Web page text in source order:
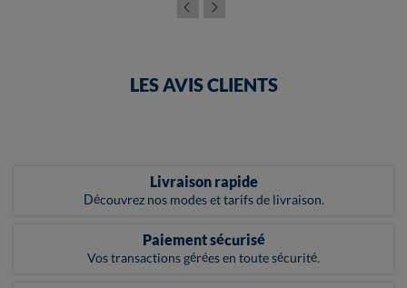
LES AVIS CLIENTS
Livraison rapide
Découvrez nos modes et tarifs de livraison.
Paiement sécurisé
Vos transactions gérées en toute sécurité.